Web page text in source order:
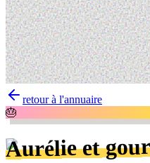
retour à l'annuaire
🎂
Aurélie et